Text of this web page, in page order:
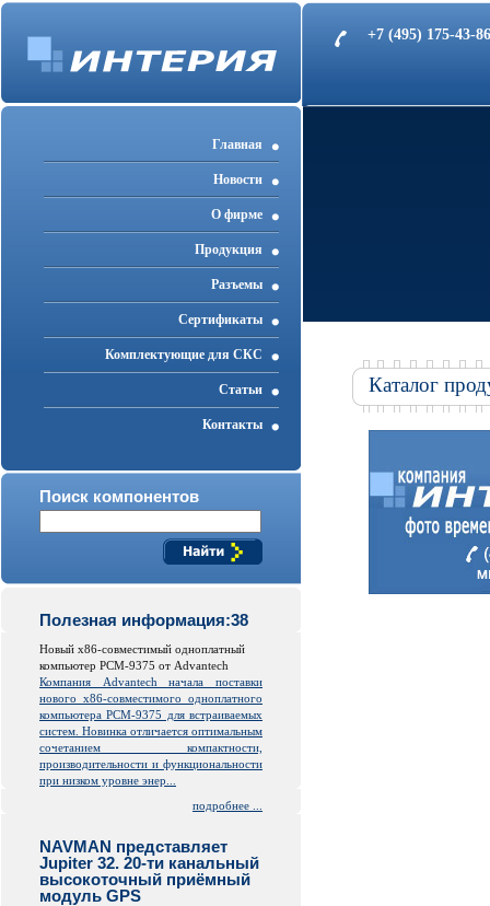
+7 (495) 175-43-
Главная
Новости
О фирме
Продукция
Разъемы
Cертификаты
Комплектующие для СКС
Статьи
Контакты
Поиск компонентов
Полезная информация:38
Новый x86-совместимый одноплатный
компьютер PCM-9375 от Advantech
Компания Advantech начала поставки
нового x86-совместимого одноплатного
компьютера PCM-9375 для встраиваемых
систем. Новинка отличается оптимальным
сочетанием компактности,
производительности и функциональности
при низком уровне энер...
подробнее ...
NAVMAN представляет
Jupiter 32. 20-ти канальный
высокоточный приёмный
модуль GPS
Каталог